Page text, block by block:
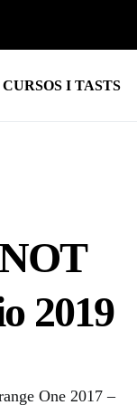
CURSOS I TASTS
2019
One 2017 –